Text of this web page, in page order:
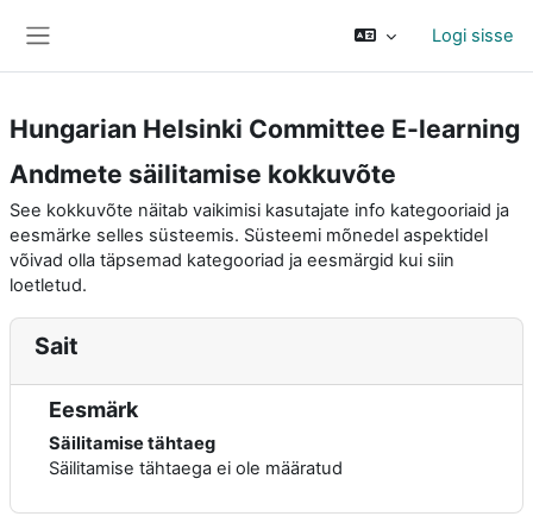
Logi sisse
Hungarian Helsinki Committee E-learning
Andmete säilitamise kokkuvõte
See kokkuvõte näitab vaikimisi kasutajate info kategooriaid ja
eesmärke selles süsteemis. Süsteemi mõnedel aspektidel
võivad olla täpsemad kategooriad ja eesmärgid kui siin
loetletud.
Sait
Eesmärk
Säilitamise tähtaeg
Säilitamise tähtaega ei ole määratud